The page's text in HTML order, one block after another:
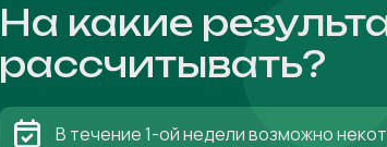
На какие
рассчитывать?
В течение 1-ой недели возможно